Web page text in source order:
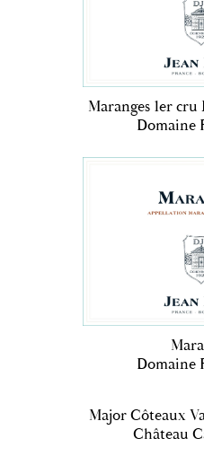
Maranges 1er cru
Domaine
Domaine
Major Côteaux
Château